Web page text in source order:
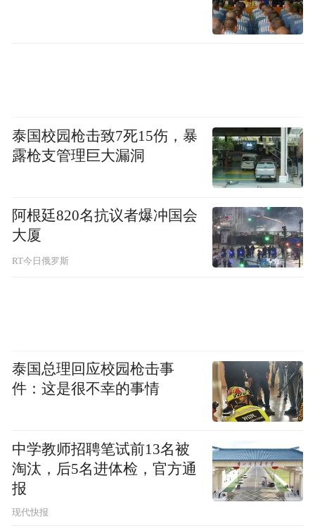
泰国校园枪击致7死15伤，暴
露枪支管理巨大漏洞
阿根廷820名抗议者爆冲国会
大厦
RT今日俄罗斯
泰国总理回应校园枪击事
件：这是很不幸的事情
中学教师招聘笔试前13名被
淘汰，后5名进体检，官方通
报
现代快报